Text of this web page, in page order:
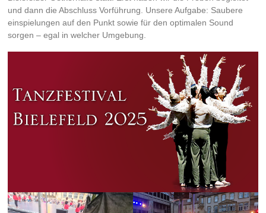
und dann die Abschluss Vorführung. Unsere Aufgabe: Saubere
einspielungen auf den Punkt sowie für den optimalen Sound
sorgen – egal in welcher Umgebung.